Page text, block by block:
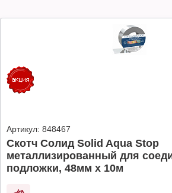
Артикул: 848467
Скотч Солид Solid Aqua Stop
металлизированный для
подложки, 48мм х 10м